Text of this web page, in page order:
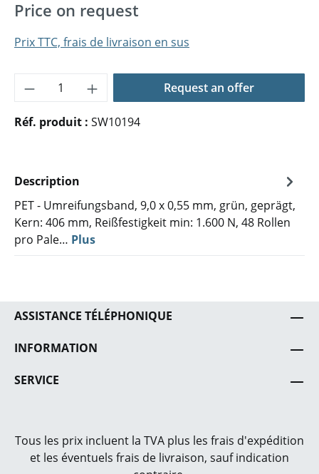
Price on request
Prix TTC, frais de livraison en sus
Quantité de produit : Entrez la
Request an offer
Réf. produit : SW10194
Description
PET - Umreifungsband, 9,0 x 0,55 mm, grün, geprägt,
Kern: 406 mm, Reißfestigkeit min: 1.600 N, 48 Rollen
pro Pale… Plus
ASSISTANCE TÉLÉPHONIQUE
INFORMATION
SERVICE
Tous les prix incluent la TVA plus les frais d'expédition
et les éventuels frais de livraison, sauf indication